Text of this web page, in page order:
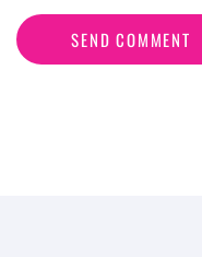
SEND COMMENT